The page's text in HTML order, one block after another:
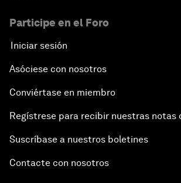
Participe en el Foro
Iniciar sesión
Asóciese con nosotros
Conviértase en miembro
Regístrese para recibir nuestras notas
Suscríbase a nuestros boletines
Contacte con nosotros